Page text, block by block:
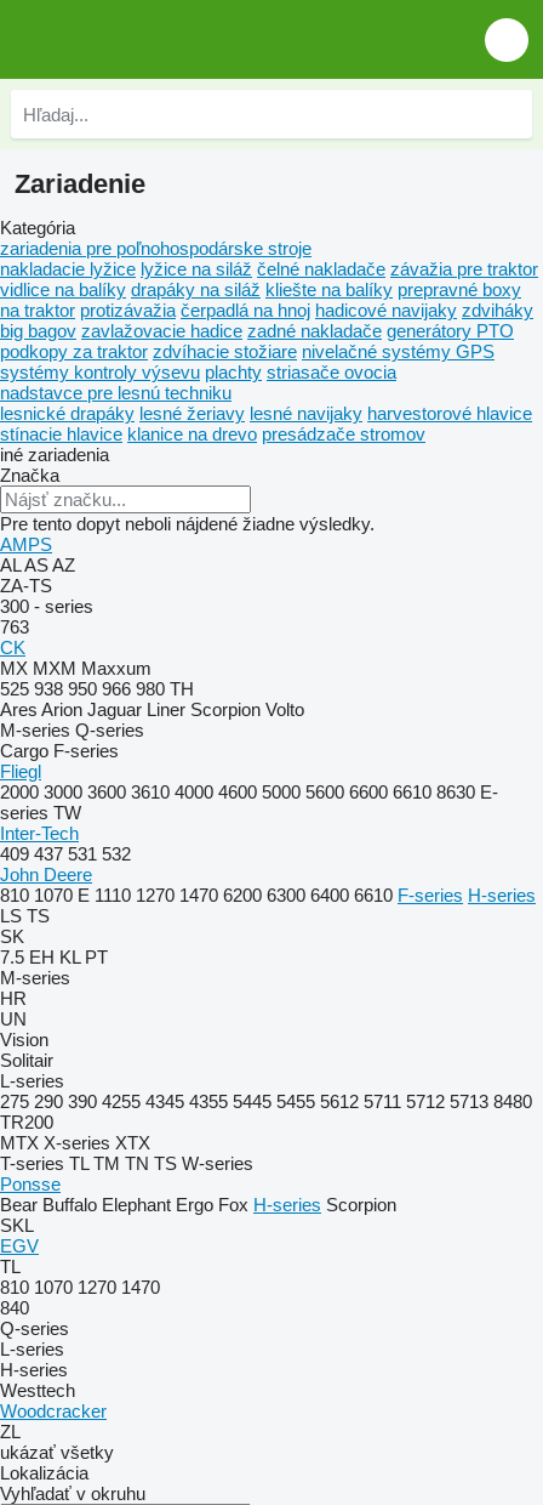
Zariadenie
Kategória
zariadenia pre poľnohospodárske stroje
nakladacie lyžice lyžice na siláž čelné nakladače závažia pre traktor
vidlice na balíky drapáky na siláž kliešte na balíky prepravné boxy
na traktor protizávažia čerpadlá na hnoj hadicové navijaky zdviháky
big bagov zavlažovacie hadice zadné nakladače generátory PTO
podkopy za traktor zdvíhacie stožiare nivelačné systémy GPS
systémy kontroly výsevu plachty striasače ovocia
nadstavce pre lesnú techniku
lesnické drapáky lesné žeriavy lesné navijaky harvestorové hlavice
stínacie hlavice klanice na drevo presádzače stromov
iné zariadenia
Značka
Pre tento dopyt neboli nájdené žiadne výsledky.
AMPS
ALASAZ
ZA-TS
300 - series
763
CK
MX MXM Maxxum
525 938 950 966 980 TH
Ares Arion Jaguar Liner Scorpion Volto
M-series Q-series
Cargo F-series
Fliegl
2000 3000 3600 3610 4000 4600 5000 5600 6600 6610 8630 E-
series TW
Inter-Tech
409 437 531 532
John Deere
810 1070 E 1110 1270 1470 6200 6300 6400 6610 F-series H-series
LS TS
SK
7.5 EH KL PT
M-series
HR
UN
Vision
Solitair
L-series
275 290 390 4255 4345 4355 5445 5455 5612 5711 5712 5713 8480
TR200
MTX X-series XTX
T-series TL TM TN TS W-series
Ponsse
Bear Buffalo Elephant Ergo Fox H-series Scorpion
SKL
EGV
TL
810 1070 1270 1470
840
Q-series
L-series
H-series
Westtech
Woodcracker
ZL
ukázať všetky
Lokalizácia
Vyhľadať v okruhu